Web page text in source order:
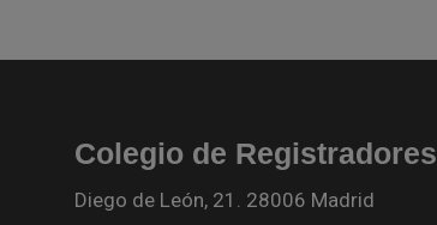
Colegio de Registradores
Diego de León, 21. 28006 Madrid